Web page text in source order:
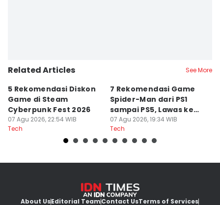
Related Articles See More
5 Rekomendasi Diskon
Game di Steam
Cyberpunk Fest 2026
07 Agu 2026, 22:54 WIB
Tech
7 Rekomendasi Game
Spider-Man dari PS1
sampai PS5, Lawas ke
Modern
07 Agu 2026, 19:34 WIB
Tech
About UsEditorial TeamContact UsTerms of Services